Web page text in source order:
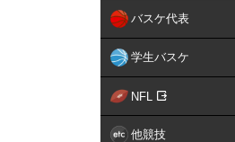
バスケ代表
学生バスケ
NFL
他競技